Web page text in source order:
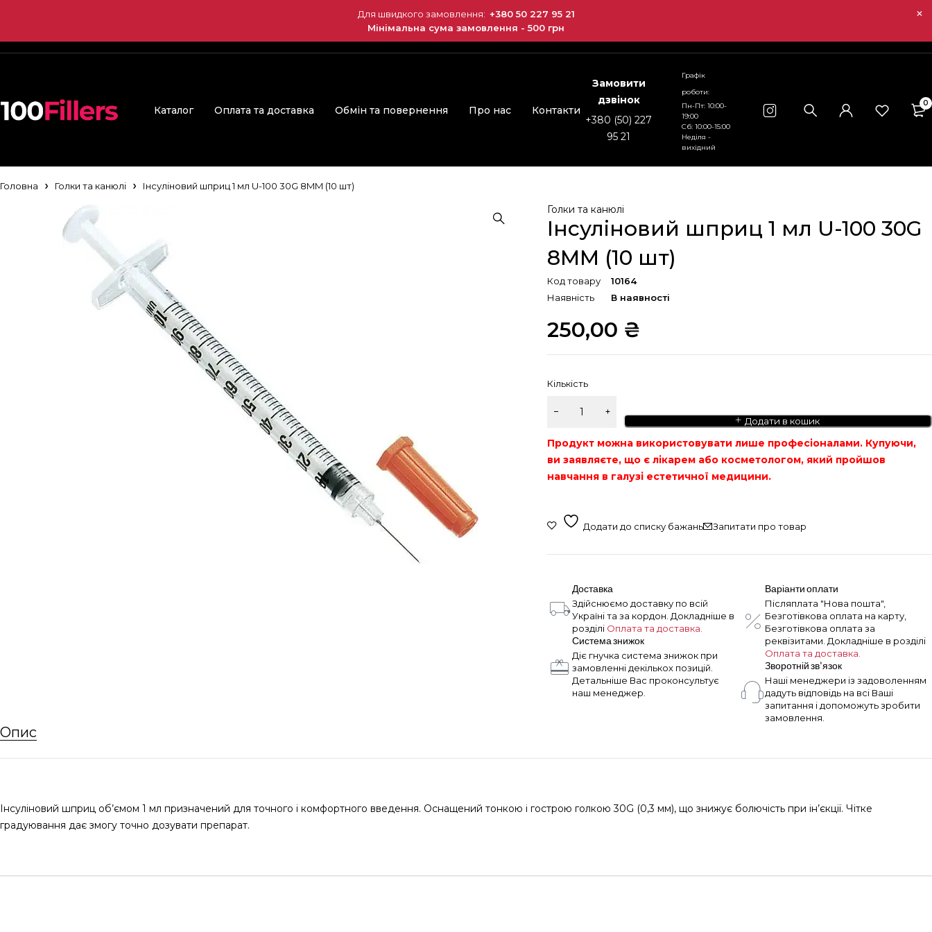
Для швидкого замовлення: +380 50 227 95 21
Мінімальна сума замовлення - 500 грн
Каталог Оплата та доставка Обмін та повернення Про нас Контакти
Замовити
дзвінок
+380 (50) 227
95 21
Графік
роботи:
Пн-Пт: 10:00-
19:00
Сб: 10:00-15:00
Неділя -
вихідний
0
Головна Голки та канюлі Інсуліновий шприц 1 мл U-100 30G 8MM (10 шт)
Голки та канюлі
Інсуліновий шприц 1 мл U-100 30G
8MM (10 шт)
Код товару
10164
Наявність
В наявності
250,00 ₴
Кількість
Додати в кошик
Продукт можна використовувати лише професіоналами. Купуючи,
ви заявляєте, що є лікарем або косметологом, який пройшов
навчання в галузі естетичної медицини.
Запитати про товар
Доставка
Здійснюємо доставку по всій
Україні та за кордон. Докладніше в
розділі Оплата та доставка.
Система знижок
Діє гнучка система знижок при
замовленні декількох позицій.
Детальніше Вас проконсультує
наш менеджер.
Варіанти оплати
Післяплата "Нова пошта",
Безготівкова оплата на карту,
Безготівкова оплата за
реквізитами. Докладніше в розділі
Оплата та доставка.
Зворотній зв'язок
Наші менеджери із задоволенням
дадуть відповідь на всі Ваші
запитання і допоможуть зробити
замовлення.
Опис
Інсуліновий шприц об’ємом 1 мл призначений для точного і комфортного введення. Оснащений тонкою і гострою голкою 30G (0,3 мм), що знижує болючість при ін’єкції. Чітке
градуювання дає змогу точно дозувати препарат.